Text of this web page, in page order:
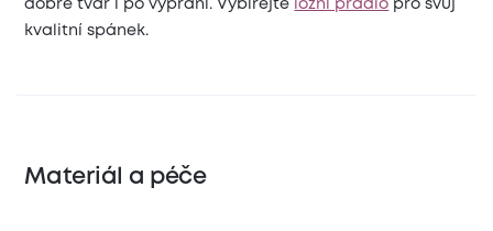
dobře tvar i po vyprání. Vybírejte
ložní prádlo pro svůj
kvalitní spánek.
Materiál a péče